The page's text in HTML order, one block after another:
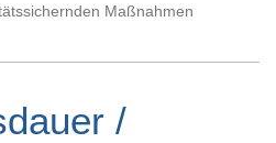
Maßnahmen
/